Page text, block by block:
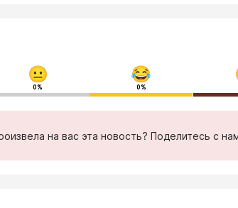
0% 0%
на вас эта новость? Поделитесь с